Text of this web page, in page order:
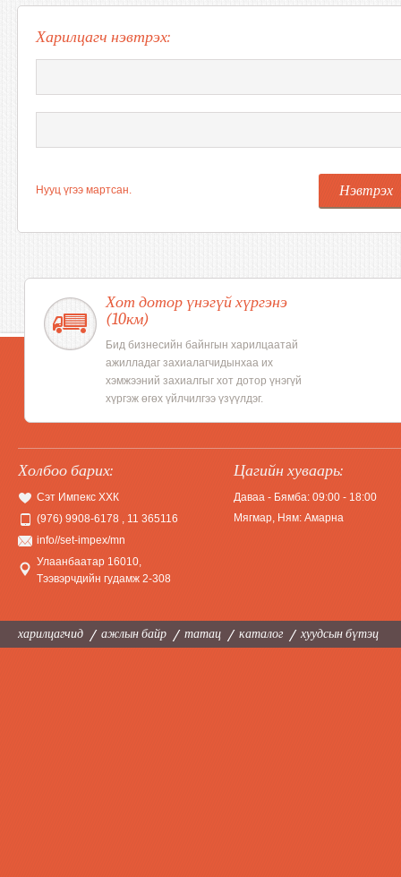
Харилцагч нэвтрэх:
Нууц үгээ мартсан. Нэвтрэх
Хот дотор үнэгүй хүргэнэ
(10км)
Бид бизнесийн байнгын харилцаатай
ажилладаг захиалагчидынхаа их
хэмжээний захиалгыг хот дотор үнэгүй
хүргэж өгөх үйлчилгээ үзүүлдэг.
Холбоо барих:
Сэт Импекс ХХК
(976) 9908-6178 , 11 365116
info//set-impex/mn
Улаанбаатар 16010,
Тээвэрчдийн гудамж 2-308
Цагийн хуваарь:
Даваа - Бямба: 09:00 - 18:00
Мягмар, Ням: Амарна
харилцагчид ажлын байр татац каталог хуудсын бүтэц